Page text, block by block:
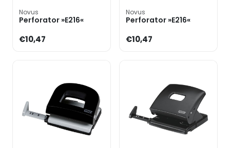
Novus
Perforator »E216«
€10,47
Novus
Perforator »E216«
€10,47